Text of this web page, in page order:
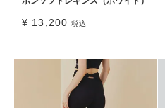
¥ 13,200 税込